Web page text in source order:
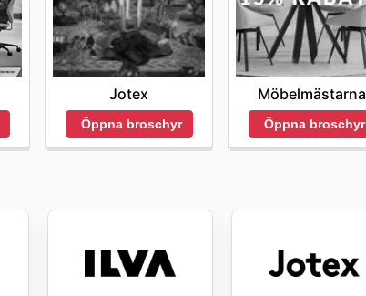
Jotex
Öppna broschyr
Möbelmästarna
Öppna broschyr